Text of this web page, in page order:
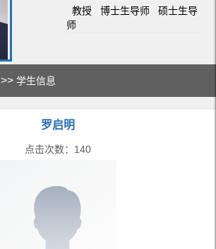
教授 博士生导师 硕士生导
师
>>学生信息
罗启明
点击次数： 140